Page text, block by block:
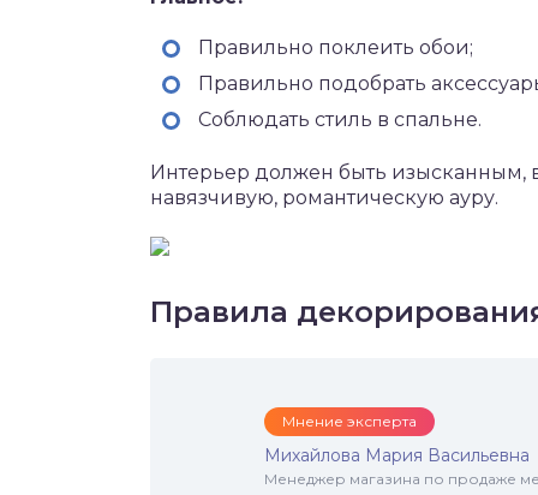
Правильно поклеить обои;
Правильно подобрать
Соблюдать стиль в спальне.
Интерьер должен быть изысканным,
навязчивую, романтическую ауру.
Правила
Мнение эксперта
Михайлова Мария Васильевна
Менеджер магазина по продаже